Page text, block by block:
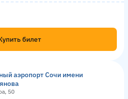
билет
аэропорт Сочи имени
50